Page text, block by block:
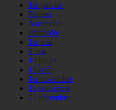
1er janvier
Pâques
Ascencion
Pentecôte
1er mai
8 mai
14 juillet
15 août
1er novembre
11 novembre
25 décembre